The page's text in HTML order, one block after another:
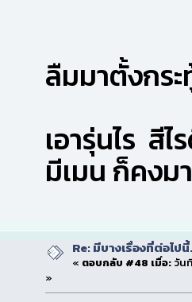
ลืมมาตั้งกร
เอารุ่นไร
มีเมน ก็คงม
Re: มีบางเรื่องที่ต่อไป
« ตอบกลับ #48 เมื่อ:วันที่
»